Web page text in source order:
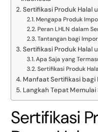
Sertifikasi Produk Halal
Mengapa Produk
Peran LHLN dalam
Tantangan bagi
Sertifikasi Produk Halal
Apa Saja yang
Sertifikasi Produk
Manfaat Sertifikasi bagi
Langkah Tepat
Sertifikasi